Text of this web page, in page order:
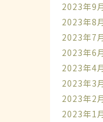
2023年9
2023年8
2023年7
2023年6
2023年4
2023年3
2023年2
2023年1